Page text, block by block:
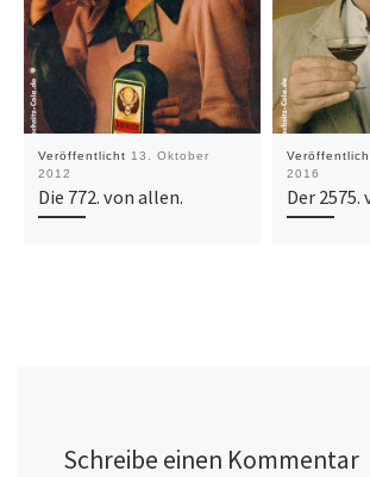
Veröffentlicht 13. Oktober
2012
Die 772. von allen.
2016
Der 2575.
Schreibe einen Kommentar